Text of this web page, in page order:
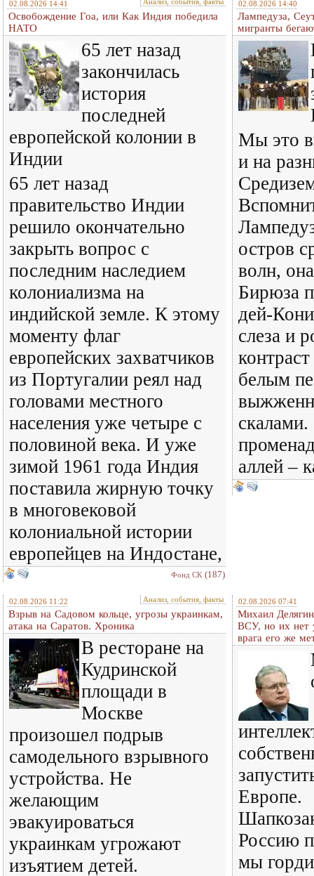
02.08.2026 14:41
Освобождение Гоа, или Как Индия победила
НАТО
65 лет назад
закончилась
история
последней
европейской колонии в
Индии
65 лет назад
правительство Индии
решило окончательно
закрыть вопрос с
последним наследием
колониализма на
индийской земле. К этому
моменту флаг
европейских захватчиков
из Португалии реял над
головами местного
населения уже четыре с
половиной века. И уже
зимой 1961 года Индия
поставила жирную точку
в многовековой
колониальной истории
европейцев на Индостане,
Фонд СК (187)
02.08.2026 14:40
Лампедуза,
мигранты
Мы это
и на
остров
волн,
Бирюза
дей-
слеза и
белым
скалами.
аллей –
02.08.2026 11:22 Анализ, события, факты
Взрыв на Садовом кольце, угрозы украинкам,
атака на Саратов. Хроника
В ресторане на
Кудринской
площади в
Москве
произошел подрыв
самодельного взрывного
устройства. Не
желающим
эвакуироваться
украинкам угрожают
изъятием детей.
02.08.2026 07:41
Михаил
ВСУ, но их нет
врага его же
Европе.
Россию
мы